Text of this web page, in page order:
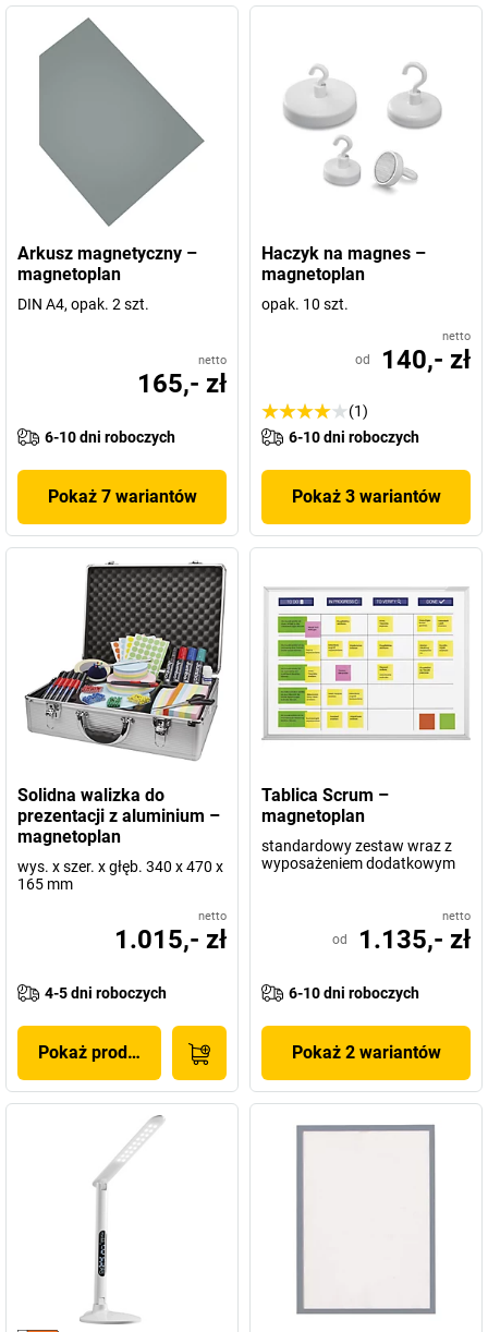
Arkusz magnetyczny –
magnetoplan
DIN A4, opak. 2 szt.
netto
165,- zł
6-10 dni roboczych
Pokaż 7 wariantów
Haczyk na magnes –
magnetoplan
opak. 10 szt.
netto
od 140,- zł
(1)
6-10 dni roboczych
Pokaż 3 wariantów
Solidna walizka do
prezentacji z aluminium –
magnetoplan
wys. x szer. x głęb. 340 x 470 x
165 mm
netto
1.015,- zł
4-5 dni roboczych
Pokaż produkt
Tablica Scrum –
magnetoplan
standardowy zestaw wraz z
wyposażeniem dodatkowym
netto
od 1.135,- zł
6-10 dni roboczych
Pokaż 2 wariantów